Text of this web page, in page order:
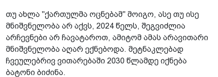
თუ ახლა "ქართულმა ოცნებამ" მოიგო, ასე თუ ისე
მნიშვნელობა არ აქვს, 2024 წელს, შეგვიძლია
არჩევნები არ ჩავატაროთ, ამიტომ ამას არავითარი
მნიშვნელობა აღარ ექნებოდა. მეტნაკლებად
ჩვეულებრივ ვითარებაში 2030 წლამდე იქნება
ბატონი ბიძინა.